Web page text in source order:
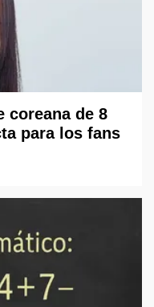
coreana de 8
para los fans